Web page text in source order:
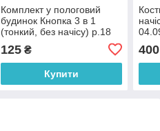
Комплект у пологовий
будинок Кнопка 3 в 1
(тонкий, без начісу) р.18
125₴
Купити
400